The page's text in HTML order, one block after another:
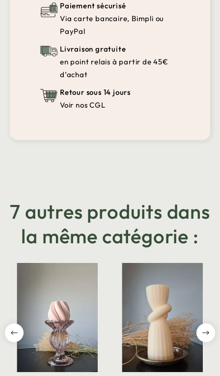
Paiement sécurisé
Via carte bancaire, Bimpli ou
PayPal
Livraison gratuite
en point relais à partir de 45€
d’achat
Retour sous 14 jours
Voir nos CGL
7 autres produits dans
la même catégorie :